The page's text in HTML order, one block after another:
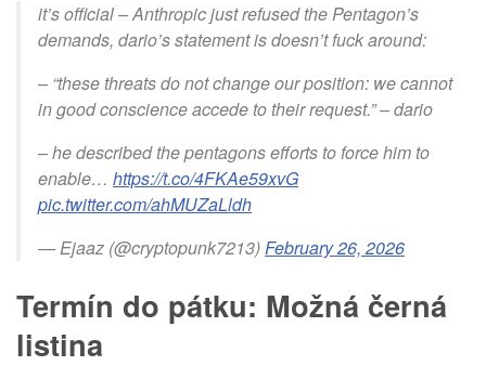
it’s official – Anthropic just refused the Pentagon’s
demands, dario’s statement is doesn’t fuck around:
– “these threats do not change our position: we cannot
in good conscience accede to their request.” – dario
– he described the pentagons efforts to force him to
enable… https://t.co/4FKAe59xvG
pic.twitter.com/ahMUZaLldh
— Ejaaz (@cryptopunk7213)February 26, 2026
Termín do pátku: Možná černá
listina